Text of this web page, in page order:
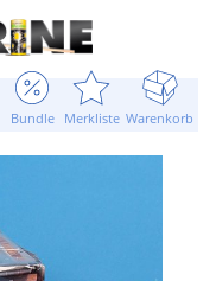
Bundle Merkliste Warenkorb